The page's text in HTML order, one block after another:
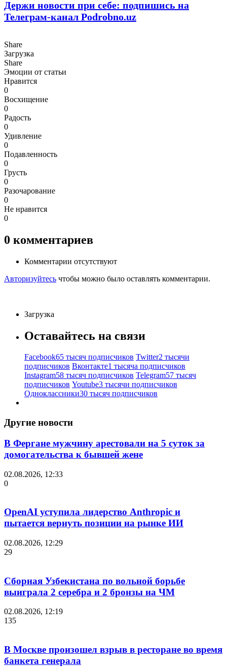
Держи новости при себе: подпишись на
Телеграм-канал Podrobno.uz
Share
Загрузка
Share
Эмоции от статьи
Нравится
0
Восхищение
0
Радость
0
Удивление
0
Подавленность
0
Грусть
0
Разочарование
0
Не нравится
0
0 комментариев
Комментарии отсутствуют
Авторизуйтесь чтобы можно было оставлять комментарии.
Загрузка
Оставайтесь на связи
Facebook65 тысяч подписчиков Twitter2 тысячи
подписчиков Вконтакте1 тысяча подписчиков
Instagram58 тысяч подписчиков Telegram57 тысяч
подписчиков Youtube3 тысячи подписчиков
Одноклассники30 тысяч подписчиков
Другие новости
В Фергане мужчину арестовали на 5 суток за
домогательства к бывшей жене
02.08.2026, 12:33
0
OpenAI уступила лидерство Anthropic и
пытается вернуть позиции на рынке ИИ
02.08.2026, 12:29
29
Сборная Узбекистана по вольной борьбе
выиграла 2 серебра и 2 бронзы на ЧМ
02.08.2026, 12:19
135
В Москве произошел взрыв в ресторане во время
банкета генерала